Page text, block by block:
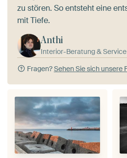
zu stören. So entsteht eine
mit Tiefe.
Anthi
Interior-Beratung & Service
Fragen?Sehen Sie sich unsere